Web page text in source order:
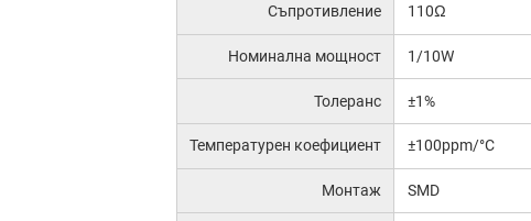
Съпротивление 110Ω
Номинална мощност 1/10W
Толеранс ±1%
Температурен коефициент ±100ppm/°C
Монтаж SMD